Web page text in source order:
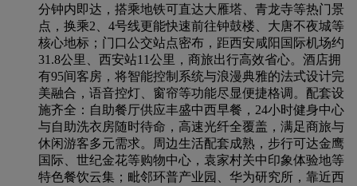
分钟内即达，搭乘地铁可直达大雁塔、青龙寺等热门景
点，换乘2、4号线更能快速前往钟鼓楼、大唐不夜城等
核心地标；门口公交站点密布，距西安咸阳国际机场约
31.8公里、西安站11公里，商旅出行高效省心。酒店拥
有95间客房，将智能控制系统与浪漫典雅的法式设计完
美融合，语音控灯、窗帘等功能尽显便捷格调。配套设
施齐全：自助餐厅供应丰盛中西早餐，24小时健身中心
与自助洗衣房随时待命，高速光纤全覆盖，满足商旅与
休闲游客多元需求。周边生活配套成熟，步行可达金鹰
国际、世纪金花等购物中心，袁家村关中印象体验地等
特色餐饮云集；毗邻环普产业园、华为研究所，靠近西